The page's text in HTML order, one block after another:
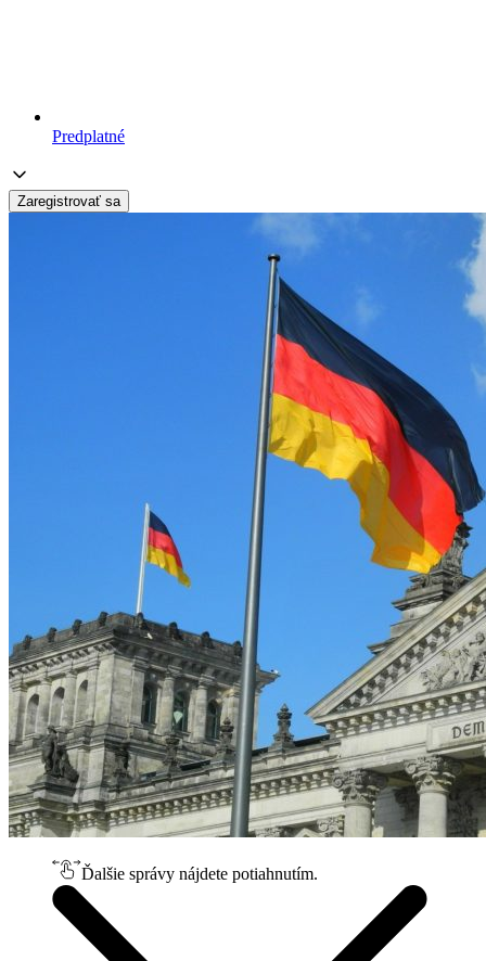
Predplatné
Zaregistrovať sa
Ďalšie správy nájdete potiahnutím.